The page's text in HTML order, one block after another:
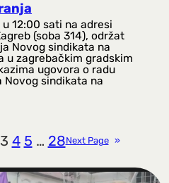
12:00 sati na adresi
(soba 314), održat
Novog sindikata na
u zagrebačkim gradskim
ugovora o radu
sindikata na
3 4 5 … 28Next Page »